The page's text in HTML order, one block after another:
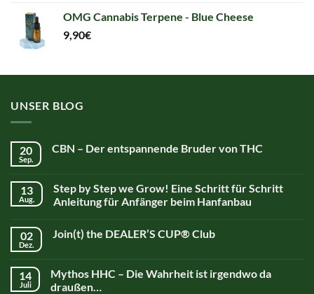
OMG Cannabis Terpene - Blue Cheese
9,90€
UNSER BLOG
20
Sep.
CBN – Der entspannende Bruder von THC
13
Aug.
Step by Step we Grow! Eine Schritt für Schritt
Anleitung für Anfänger beim Hanfanbau
02
Dez.
Join(t) the DEALER’S CUP® Club
14
Juli
Mythos HHC – Die Wahrheit ist irgendwo da
draußen…